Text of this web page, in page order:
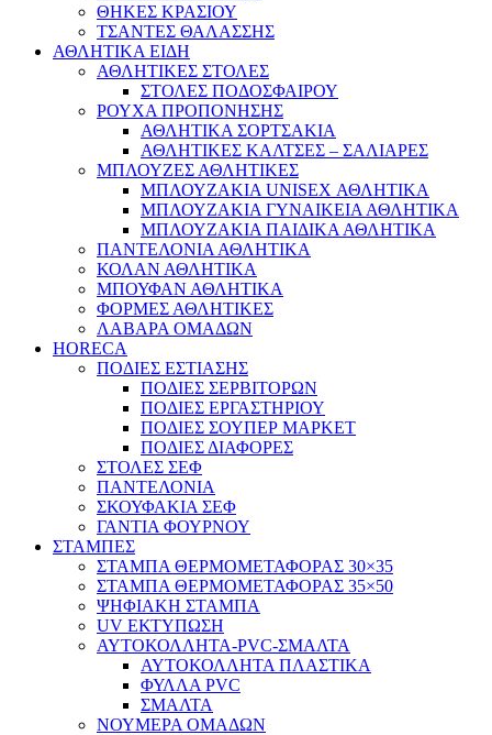
ΘΗΚΕΣ ΚΡΑΣΙΟΥ
ΤΣΑΝΤΕΣ ΘΑΛΑΣΣΗΣ
ΑΘΛΗΤΙΚΑ ΕΙΔΗ
ΑΘΛΗΤΙΚΕΣ ΣΤΟΛΕΣ
ΣΤΟΛΕΣ ΠΟΔΟΣΦΑΙΡΟΥ
ΡΟΥΧΑ ΠΡΟΠΟΝΗΣΗΣ
ΑΘΛΗΤΙΚΑ ΣΟΡΤΣΑΚΙΑ
ΑΘΛΗΤΙΚΕΣ ΚΑΛΤΣΕΣ – ΣΑΛΙΑΡΕΣ
ΜΠΛΟΥΖΕΣ ΑΘΛΗΤΙΚΕΣ
ΜΠΛΟΥΖΑΚΙΑ UNISEX ΑΘΛΗΤΙΚΑ
ΜΠΛΟΥΖΑΚΙΑ ΓΥΝΑΙΚΕΙΑ ΑΘΛΗΤΙΚΑ
ΜΠΛΟΥΖΑΚΙΑ ΠΑΙΔΙΚΑ ΑΘΛΗΤΙΚΑ
ΠΑΝΤΕΛΟΝΙΑ ΑΘΛΗΤΙΚΑ
ΚΟΛΑΝ ΑΘΛΗΤΙΚΑ
ΜΠΟΥΦΑΝ ΑΘΛΗΤΙΚΑ
ΦΟΡΜΕΣ ΑΘΛΗΤΙΚΕΣ
ΛΑΒΑΡΑ ΟΜΑΔΩΝ
HORECA
ΠΟΔΙΕΣ ΕΣΤΙΑΣΗΣ
ΠΟΔΙΕΣ ΣΕΡΒΙΤΟΡΩΝ
ΠΟΔΙΕΣ ΕΡΓΑΣΤΗΡΙΟΥ
ΠΟΔΙΕΣ ΣΟΥΠΕΡ ΜΑΡΚΕΤ
ΠΟΔΙΕΣ ΔΙΑΦΟΡΕΣ
ΣΤΟΛΕΣ ΣΕΦ
ΠΑΝΤΕΛΟΝΙΑ
ΣΚΟΥΦΑΚΙΑ ΣΕΦ
ΓΑΝΤΙΑ ΦΟΥΡΝΟΥ
ΣΤΑΜΠΕΣ
ΣΤΑΜΠΑ ΘΕΡΜΟΜΕΤΑΦΟΡΑΣ 30×35
ΣΤΑΜΠΑ ΘΕΡΜΟΜΕΤΑΦΟΡΑΣ 35×50
ΨΗΦΙΑΚΗ ΣΤΑΜΠΑ
UV ΕΚΤΥΠΩΣΗ
ΑΥΤΟΚΟΛΛΗΤΑ-PVC-ΣΜΑΛΤΑ
ΑΥΤΟΚΟΛΛΗΤΑ ΠΛΑΣΤΙΚΑ
ΦΥΛΛΑ PVC
ΣΜΑΛΤΑ
ΝΟΥΜΕΡΑ ΟΜΑΔΩΝ